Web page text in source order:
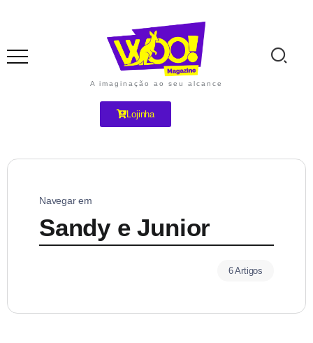
A imaginação ao seu alcance
Lojinha
Navegar em
Sandy e Junior
6 Artigos